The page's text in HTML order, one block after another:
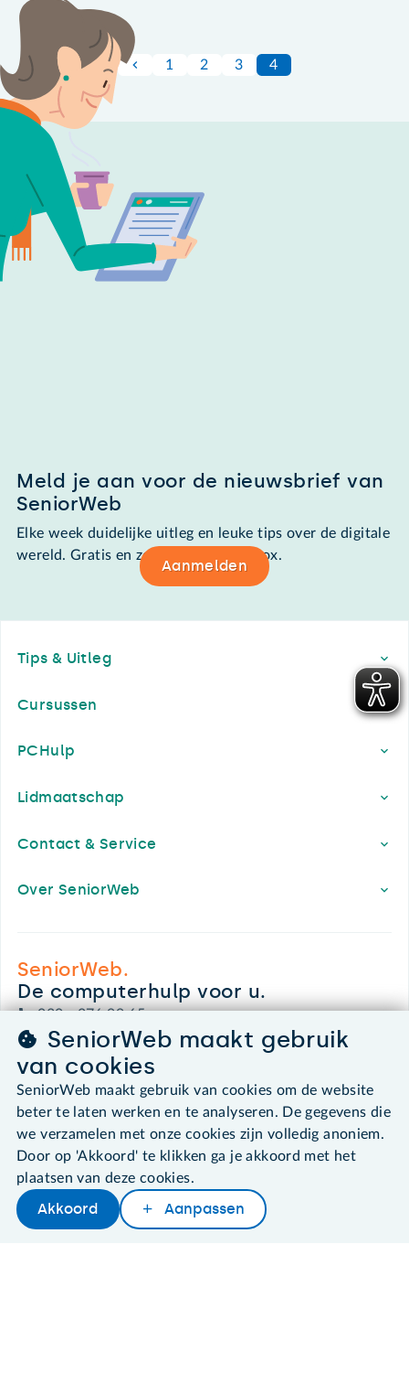
1 2 3 4
Meld je aan voor de nieuwsbrief van
SeniorWeb
Elke week duidelijke uitleg en leuke tips over de digitale
wereld. Gratis en zomaar in de mailbox.
Aanmelden
Tips & Uitleg
Cursussen
PCHulp
Lidmaatschap
Contact & Service
Over SeniorWeb
SeniorWeb.
De computerhulp voor u.
030 - 276 99 65
leden@seniorweb.nl
©2026 SeniorWeb
Algemene voorwaarden
Cookies en cookie-instellingen
Disclaimer
SeniorWeb maakt gebruik
van cookies
SeniorWeb maakt gebruik van cookies om de website
beter te laten werken en te analyseren. De gegevens die
we verzamelen met onze cookies zijn volledig anoniem.
Door op 'Akkoord' te klikken ga je akkoord met het
plaatsen van deze cookies.
Akkoord Aanpassen